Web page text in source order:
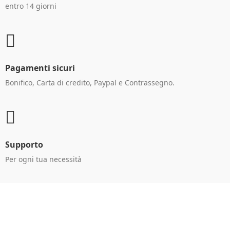
entro 14 giorni
Pagamenti sicuri
Bonifico, Carta di credito, Paypal e Contrassegno.
Supporto
Per ogni tua necessità